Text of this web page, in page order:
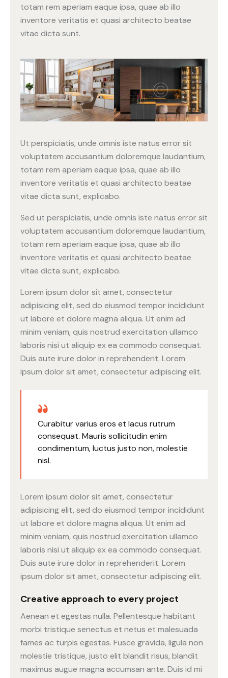
totam rem aperiam eaque ipsa, quae ab illo
inventore veritatis et quasi architecto beatae
vitae dicta sunt.
Ut perspiciatis, unde omnis iste natus error sit
voluptatem accusantium doloremque laudantium,
totam rem aperiam eaque ipsa, quae ab illo
inventore veritatis et quasi architecto beatae
vitae dicta sunt, explicabo.
Sed ut perspiciatis, unde omnis iste natus error sit
voluptatem accusantium doloremque laudantium,
totam rem aperiam eaque ipsa, quae ab illo
inventore veritatis et quasi architecto beatae
vitae dicta sunt, explicabo.
Lorem ipsum dolor sit amet, consectetur
adipisicing elit, sed do eiusmod tempor incididunt
ut labore et dolore magna aliqua. Ut enim ad
minim veniam, quis nostrud exercitation ullamco
laboris nisi ut aliquip ex ea commodo consequat.
Duis aute irure dolor in reprehenderit. Lorem
ipsum dolor sit amet, consectetur adipiscing elit.
Curabitur varius eros et lacus rutrum
consequat. Mauris sollicitudin enim
condimentum, luctus justo non, molestie
nisl.
Lorem ipsum dolor sit amet, consectetur
adipisicing elit, sed do eiusmod tempor incididunt
ut labore et dolore magna aliqua. Ut enim ad
minim veniam, quis nostrud exercitation ullamco
laboris nisi ut aliquip ex ea commodo consequat.
Duis aute irure dolor in reprehenderit. Lorem
ipsum dolor sit amet, consectetur adipiscing elit.
Creative approach to every project
Aenean et egestas nulla. Pellentesque habitant
morbi tristique senectus et netus et malesuada
fames ac turpis egestas. Fusce gravida, ligula non
molestie tristique, justo elit blandit risus, blandit
maximus augue magna accumsan ante. Duis id mi